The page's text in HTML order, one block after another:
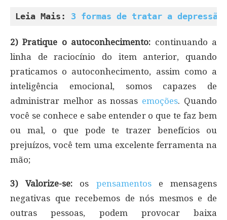
Leia Mais: 3 formas de tratar a depressão
2) Pratique o autoconhecimento: continuando a
linha de raciocínio do item anterior, quando
praticamos o autoconhecimento, assim como a
inteligência emocional, somos capazes de
administrar melhor as nossas emoções. Quando
você se conhece e sabe entender o que te faz bem
ou mal, o que pode te trazer benefícios ou
prejuízos, você tem uma excelente ferramenta na
mão;
3) Valorize-se: os pensamentose mensagens
negativas que recebemos de nós mesmos e de
outras pessoas, podem provocar baixa